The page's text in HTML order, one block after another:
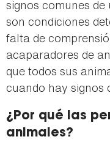
signos comunes
son condiciones
falta de
acaparadores de
que todos sus
cuando hay signos
¿Por qué las
animales?